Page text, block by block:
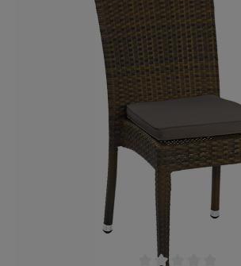
beständig, pflegeleicht und eignet
seine Stapelbarkeit ideal für den
Einsatz mit hohem Gästeaufkommen.
Stilvoller Outdoorstuhl mit
UV- und wetterbeständig – ideal für
Gastronomie Stapelbar – einfache und
platzsparende Lagerung Komfortabel geformte
Rückenlehne mit Armstützen Leicht & stabil dank
Aluminiumgestell